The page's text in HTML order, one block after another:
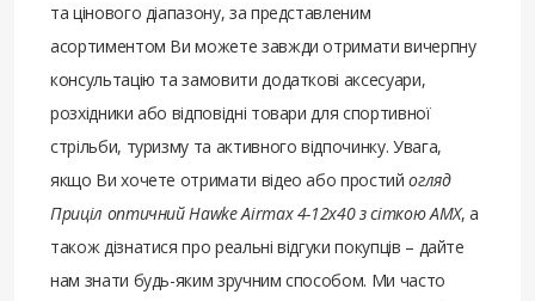
та цінового діапазону, за представленим
асортиментом Ви можете завжди отримати вичерпну
консультацію та замовити додаткові аксесуари,
розхідники або відповідні товари для спортивної
стрільби, туризму та активного відпочинку. Увага,
якщо Ви хочете отримати відео або простийогляд
Приціл оптичний Hawke Airmax 4-12х40 з сіткою AMX, а
також дізнатися про реальні відгуки покупців – дайте
нам знати будь-яким зручним способом. Ми часто